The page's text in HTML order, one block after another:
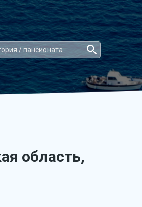
область,